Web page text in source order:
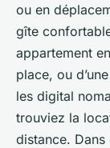
ou en
gîte
appartement
place, ou
les digital
trouviez la
distance.